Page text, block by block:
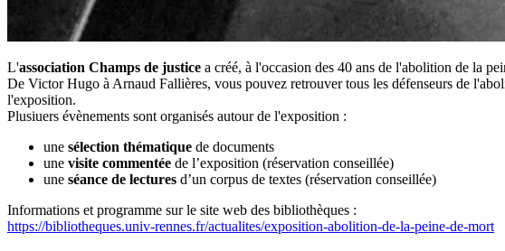
L'association Champs de justice a créé, à l'occasion des 40 ans de l'abolition de la
De Victor Hugo à Arnaud Fallières, vous pouvez retrouver tous les défenseurs de
l'exposition.
Plusiuers évènements sont organisés autour de l'exposition :
une sélection thématique de documents
une visite commentée de l’exposition (réservation conseillée)
une séance de lectures d’un corpus de textes (réservation conseillée)
Informations et programme sur le site web des bibliothèques :
https://bibliotheques.univ-rennes.fr/actualites/exposition-abolition-de-la-peine-de-mort